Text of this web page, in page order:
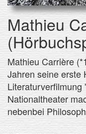
Mathieu
Mathieu Carrière
Jahren seine erste
Literaturverfilmung
Nationaltheater
nebenbei